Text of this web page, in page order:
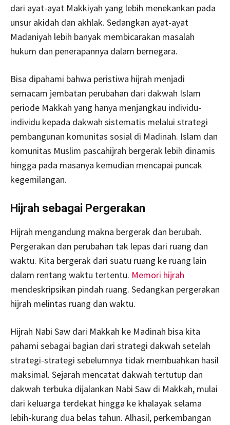
dari ayat-ayat Makkiyah yang lebih menekankan pada
unsur akidah dan akhlak. Sedangkan ayat-ayat
Madaniyah lebih banyak membicarakan masalah
hukum dan penerapannya dalam bernegara.
Bisa dipahami bahwa peristiwa hijrah menjadi
semacam jembatan perubahan dari dakwah Islam
periode Makkah yang hanya menjangkau individu-
individu kepada dakwah sistematis melalui strategi
pembangunan komunitas sosial di Madinah. Islam dan
komunitas Muslim pascahijrah bergerak lebih dinamis
hingga pada masanya kemudian mencapai puncak
kegemilangan.
Hijrah sebagai Pergerakan
Hijrah mengandung makna bergerak dan berubah.
Pergerakan dan perubahan tak lepas dari ruang dan
waktu. Kita bergerak dari suatu ruang ke ruang lain
dalam rentang waktu tertentu. Memori hijrah
mendeskripsikan pindah ruang. Sedangkan pergerakan
hijrah melintas ruang dan waktu.
Hijrah Nabi Saw dari Makkah ke Madinah bisa kita
pahami sebagai bagian dari strategi dakwah setelah
strategi-strategi sebelumnya tidak membuahkan hasil
maksimal. Sejarah mencatat dakwah tertutup dan
dakwah terbuka dijalankan Nabi Saw di Makkah, mulai
dari keluarga terdekat hingga ke khalayak selama
lebih-kurang dua belas tahun. Alhasil, perkembangan